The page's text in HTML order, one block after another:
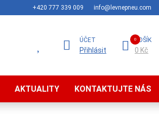
+420 777 339 009 info@levnepneu.com
ÚČET
Přihlásit
KOŠÍK
0 Kč
AKTUALITY KONTAKTUJTE NÁS